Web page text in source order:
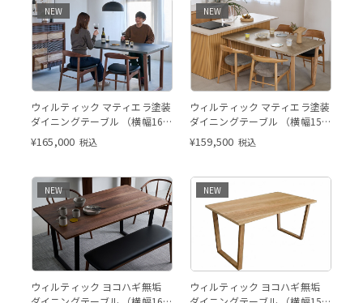
※このページはW160cmの販
売ページです。
NEW
ウィルティック マティエラ塗装
ダイニングテーブル （横幅160
x 奥行85 cm） DGY
¥165,000 税込
このページはW150cmの販売
ページです。
NEW
ウィルティック マティエラ塗装
ダイニングテーブル （横幅150
x 奥行85 cm） BE
¥159,500 税込
売ページです。
NEW
ウィルティック ヨコハギ無垢
となります。※このページは
NEW
ウィルティック ヨコハギ無垢